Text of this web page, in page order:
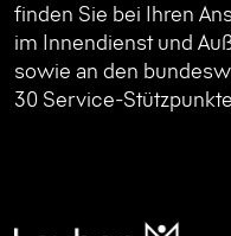
finden Sie bei Ihren
im Innendienst und
sowie an den
30 Service-